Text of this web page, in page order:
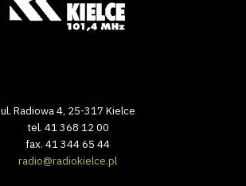
ul. Radiowa 4, 25-317 Kielce
tel. 41 368 12 00
fax. 41 344 65 44
radio@radiokielce.pl